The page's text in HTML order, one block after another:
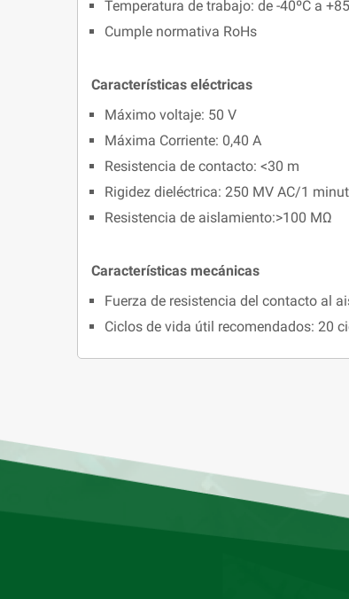
Temperatura de trabajo: de -40ºC a
Cumple normativa RoHs
Características eléctricas
Máximo voltaje: 50 V
Máxima Corriente: 0,40 A
Resistencia de contacto: <30 m
Rigidez dieléctrica: 250 MV AC/1
Resistencia de aislamiento:>100 MΩ
Características mecánicas
Fuerza de resistencia del contacto al
Ciclos de vida útil recomendados: 20